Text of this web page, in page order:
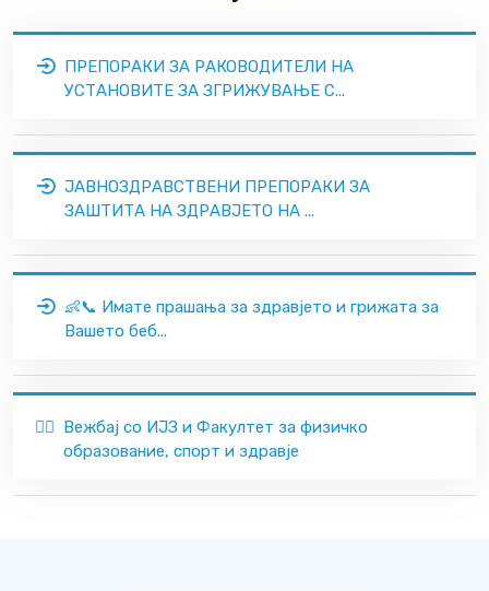
ПРЕПОРАКИ ЗА РАКОВОДИТЕЛИ НА
УСТАНОВИТЕ ЗА ЗГРИЖУВАЊЕ С...
ЈАВНОЗДРАВСТВЕНИ ПРЕПОРАКИ ЗА
ЗАШТИТА НА ЗДРАВЈЕТО НА ...
👶📞 Имате прашања за здравјето и грижата за
Вашето беб...
🏃‍♂️ Вежбај со ИЈЗ и Факултет за физичко
образование, спорт и здравје